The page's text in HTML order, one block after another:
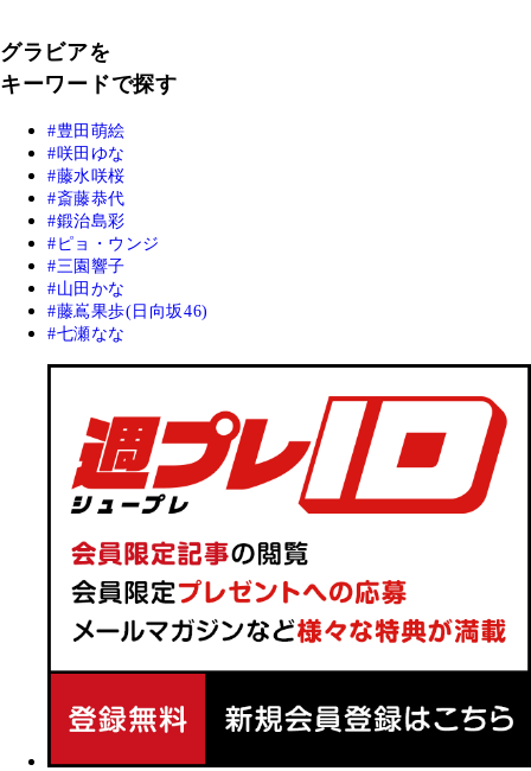
グラビアを
キーワードで探す
豊田萌絵
咲田ゆな
藤水咲桜
斎藤恭代
鍛治島彩
ピョ・ウンジ
三園響子
山田かな
藤嶌果歩(日向坂46)
七瀬なな